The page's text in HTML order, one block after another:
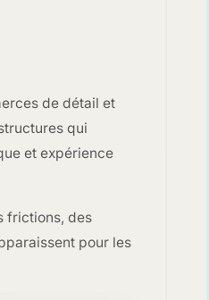
de détail et
qui
et expérience
frictions, des
pour les